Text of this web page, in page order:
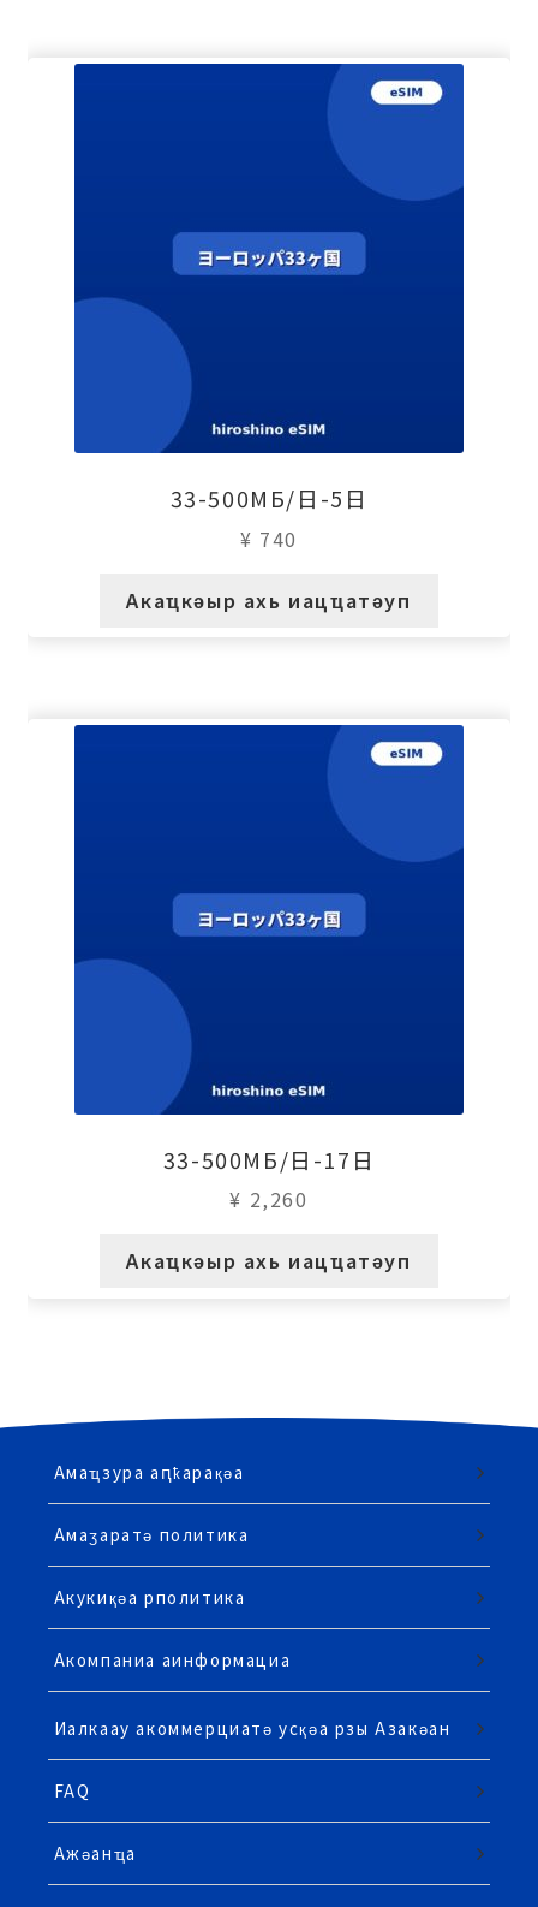
33-500МБ/日-5日
¥ 740
Акаҵкәыр ахь иацҵатәуп
33-500МБ/日-17日
¥ 2,260
Акаҵкәыр ахь иацҵатәуп
Амаҵзура аԥҟарақәа
Амаӡаратә политика
Акукиқәа рполитика
Акомпаниа аинформациа
Иалкаау акоммерциатә усқәа рзы Азакәан
FAQ
Ажәанҵа